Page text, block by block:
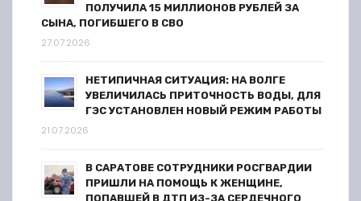
ПОЛУЧИЛА 15 МИЛЛИОНОВ РУБЛЕЙ ЗА
СЫНА, ПОГИБШЕГО В СВО
27.07.2026
НЕТИПИЧНАЯ СИТУАЦИЯ: НА ВОЛГЕ
УВЕЛИЧИЛАСЬ ПРИТОЧНОСТЬ ВОДЫ, ДЛЯ
ГЭС УСТАНОВЛЕН НОВЫЙ РЕЖИМ РАБОТЫ
21.07.2026
В САРАТОВЕ СОТРУДНИКИ РОСГВАРДИИ
ПРИШЛИ НА ПОМОЩЬ К ЖЕНЩИНЕ,
ПОПАВШЕЙ В ДТП ИЗ-ЗА СЕРДЕЧНОГО